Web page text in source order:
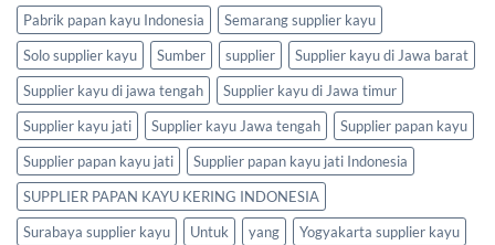
Pabrik papan kayu Indonesia
Semarang supplier kayu
Solo supplier kayu
Sumber supplier
Supplier kayu di Jawa barat
Supplier kayu di jawa tengah
Supplier kayu di Jawa timur
Supplier kayu jati
Supplier kayu Jawa tengah
Supplier papan kayu
Supplier papan kayu jati
Supplier papan kayu jati Indonesia
SUPPLIER PAPAN KAYU KERING INDONESIA
Surabaya supplier kayu
Untuk yang Yogyakarta supplier kayu